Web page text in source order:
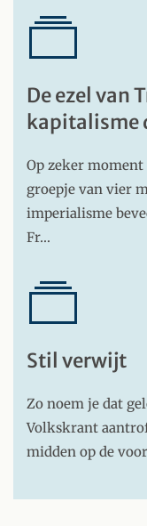
De ezel van
kapitalisme
Op zeker
groepje van vier
imperialisme
Fr…
Stil verwijt
Zo noem je dat
Volkskrant
midden op de